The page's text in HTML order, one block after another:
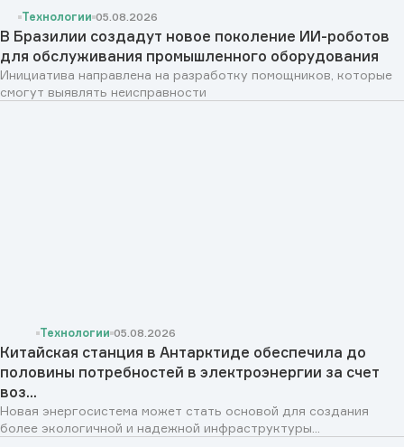
Технологии 05.08.2026
В Бразилии создадут новое поколение ИИ-роботов
для обслуживания промышленного оборудования
Инициатива направлена на разработку помощников, которые
смогут выявлять неисправности
Технологии 05.08.2026
Китайская станция в Антарктиде обеспечила до
половины потребностей в электроэнергии за счет
воз...
Новая энергосистема может стать основой для создания
более экологичной и надежной инфраструктуры...